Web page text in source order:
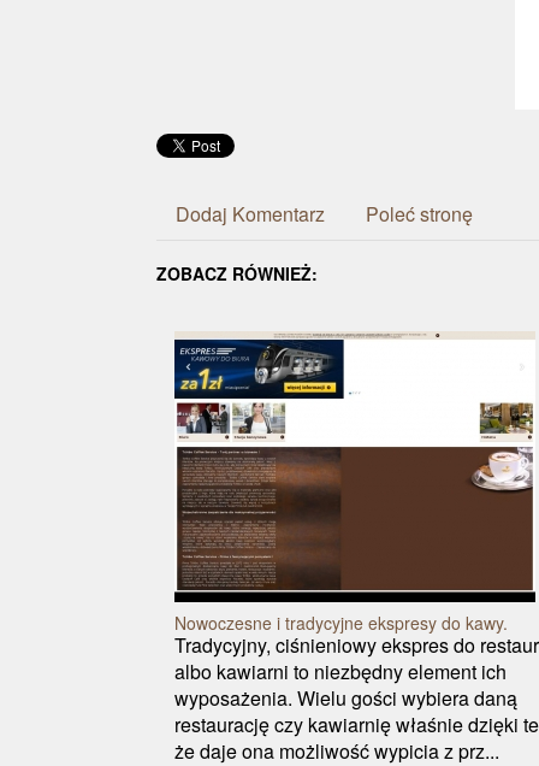
Dodaj Komentarz Poleć stronę
ZOBACZ RÓWNIEŻ:
Nowoczesne i tradycyjne ekspresy do kawy.
Tradycyjny, ciśnieniowy ekspres do
albo kawiarni to niezbędny element ich
wyposażenia. Wielu gości wybiera daną
restaurację czy kawiarnię właśnie dzięki
że daje ona możliwość wypicia z prz...